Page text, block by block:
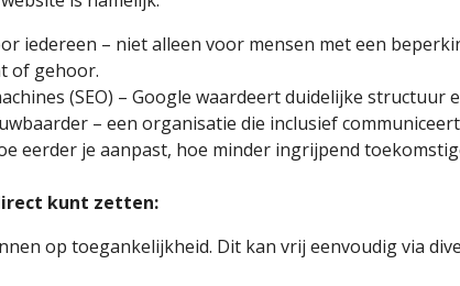
iedereen – niet alleen voor mensen met een
of gehoor.
(SEO) – Google waardeert duidelijke structuur
– een organisatie die inclusief
eerder je aanpast, hoe minder ingrijpend
kunt zetten:
op toegankelijkheid. Dit kan vrij eenvoudig via